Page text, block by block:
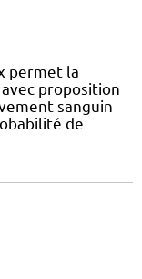
permet la
proposition
sanguin
de